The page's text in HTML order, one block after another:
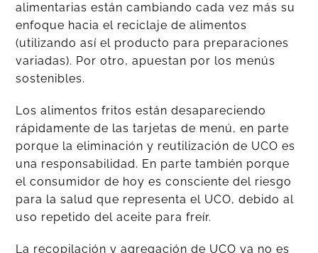
alimentarias están cambiando cada vez más su
enfoque hacia el reciclaje de alimentos
(utilizando así el producto para preparaciones
variadas). Por otro, apuestan por los menús
sostenibles.
Los alimentos fritos están desapareciendo
rápidamente de las tarjetas de menú, en parte
porque la eliminación y reutilización de UCO es
una responsabilidad. En parte también porque
el consumidor de hoy es consciente del riesgo
para la salud que representa el UCO, debido al
uso repetido del aceite para freír.
La recopilación y agregación de UCO ya no es